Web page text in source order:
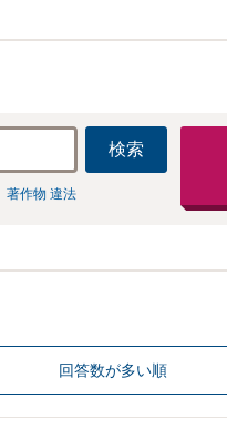
検索
著作物 違法
回答数が多い順